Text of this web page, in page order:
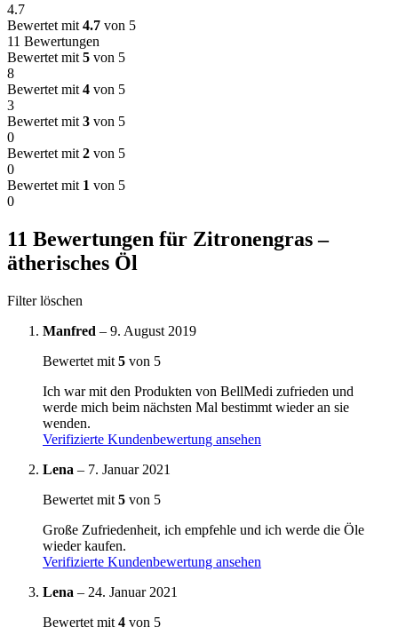
4.7
Bewertet mit 4.7 von 5
11 Bewertungen
Bewertet mit 5 von 5
8
Bewertet mit 4 von 5
3
Bewertet mit 3 von 5
0
Bewertet mit 2 von 5
0
Bewertet mit 1 von 5
0
11 Bewertungen für Zitronengras –
ätherisches Öl
Filter löschen
Manfred – 9. August 2019
Bewertet mit 5 von 5
Ich war mit den Produkten von BellMedi zufrieden und
werde mich beim nächsten Mal bestimmt wieder an sie
wenden.
Verifizierte Kundenbewertung ansehen
Lena – 7. Januar 2021
Bewertet mit 5 von 5
Große Zufriedenheit, ich empfehle und ich werde die Öle
wieder kaufen.
Verifizierte Kundenbewertung ansehen
Lena – 24. Januar 2021
Bewertet mit 4 von 5